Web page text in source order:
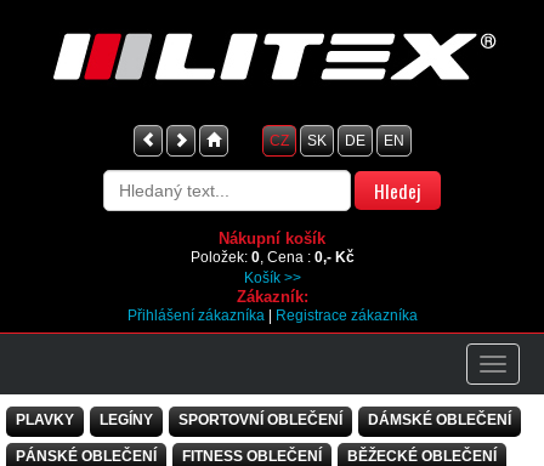
CZ SK DE EN
Nákupní košík
Položek: 0, Cena : 0,- Kč
Košík >>
Zákazník:
Přihlášení zákazníka| Registrace zákazníka
PLAVKY LEGÍNY SPORTOVNÍ OBLEČENÍ DÁMSKÉ OBLEČENÍ
PÁNSKÉ OBLEČENÍ FITNESS OBLEČENÍ BĚŽECKÉ OBLEČENÍ